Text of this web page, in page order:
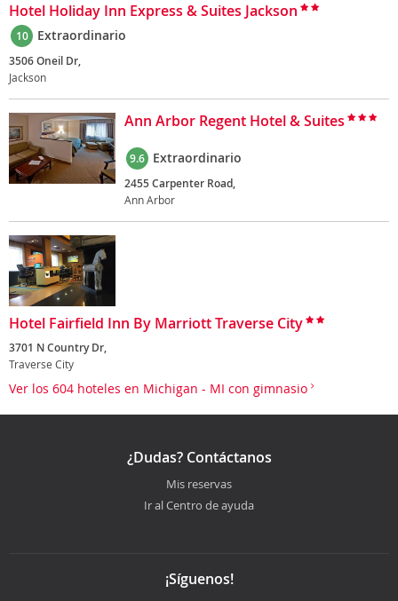
Hotel Holiday Inn Express & Suites Jackson
10 Extraordinario
3506 Oneil Dr,
Jackson
Ann Arbor Regent Hotel & Suites
9.6 Extraordinario
2455 Carpenter Road,
Ann Arbor
Hotel Fairfield Inn By Marriott Traverse City
3701 N Country Dr,
Traverse City
Ver los 604 hoteles en Michigan - MI con gimnasio
¿Dudas? Contáctanos
Mis reservas
Ir al Centro de ayuda
¡Síguenos!